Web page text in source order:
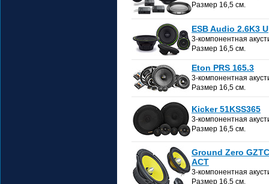
Размер 16,5 см.
ESB Audio 2.6K3 U
3-компонентная
Размер 16,5 см.
Eton PRS 165.3
3-компонентная
Размер 16,5 см.
Kicker 51KSS365
3-компонентная
Размер 16,5 см.
Ground Zero
ACT
3-компонентная
Размер 16,5 см.